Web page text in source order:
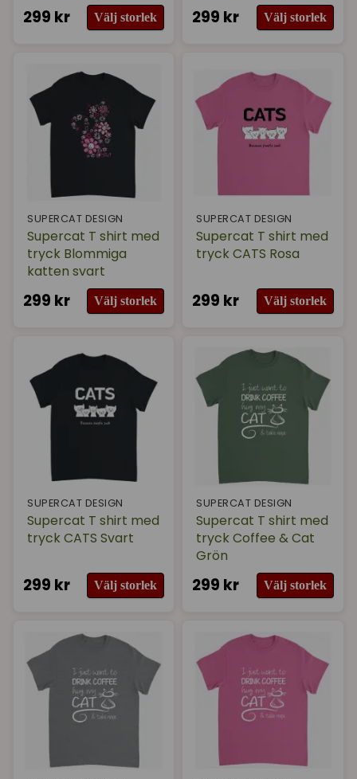
299 kr Välj storlek 299 kr Välj storlek
SUPERCAT DESIGN
Supercat T shirt med
tryck Blommiga
katten svart
299 kr Välj storlek
SUPERCAT DESIGN
Supercat T shirt med
tryck CATS Rosa
299 kr Välj storlek
SUPERCAT DESIGN
Supercat T shirt med
tryck CATS Svart
299 kr Välj storlek
SUPERCAT DESIGN
Supercat T shirt med
tryck Coffee & Cat
Grön
299 kr Välj storlek